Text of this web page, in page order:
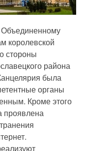
Объединенному
королевской
стороны
района
была
органы
Кроме этого
проявлена